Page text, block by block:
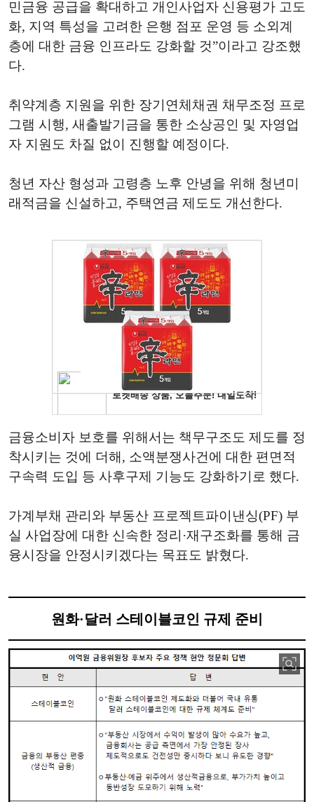
민금융 공급을 확대하고 개인사업자 신용평가 고도
화, 지역 특성을 고려한 은행 점포 운영 등 소외계
층에 대한 금융 인프라도 강화할 것”이라고 강조했
다.
취약계층 지원을 위한 장기연체채권 채무조정 프로
그램 시행, 새출발기금을 통한 소상공인 및 자영업
자 지원도 차질 없이 진행할 예정이다.
청년 자산 형성과 고령층 노후 안녕을 위해 청년미
래적금을 신설하고, 주택연금 제도도 개선한다.
금융소비자 보호를 위해서는 책무구조도 제도를 정
착시키는 것에 더해, 소액분쟁사건에 대한 편면적
구속력 도입 등 사후구제 기능도 강화하기로 했다.
가계부채 관리와 부동산 프로젝트파이낸싱(PF) 부
실 사업장에 대한 신속한 정리·재구조화를 통해 금
융시장을 안정시키겠다는 목표도 밝혔다.
원화·달러 스테이블코인 규제 준비